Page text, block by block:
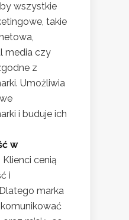
wszystkie
takie
media czy
z
Umożliwia
i buduje ich
w
Klienci cenią
i
marka